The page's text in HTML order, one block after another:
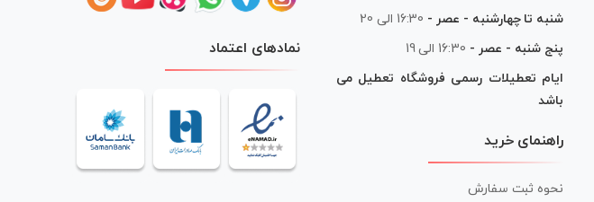
شنبه تا چهارشنبه - عصر - 16:30 الی 20
پنج شنبه - عصر - 16:30 الی 19
ایام تعطیلات رسمی فروشگاه تعطیل می
باشد
راهنمای خرید
نحوه ثبت سفارش
نمادهای اعتماد